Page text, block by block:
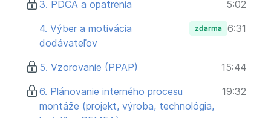
študujú SŠ a VŠ - inšpirácia ako začať a čo hľadať
3. PDCA a opatrenia
5:02
4. Výber a motivácia
dodávateľov
zdarma 6:31
5. Vzorovanie (PPAP)
15:44
6. Plánovanie interného procesu
montáže (projekt, výroba, technológia,
19:32